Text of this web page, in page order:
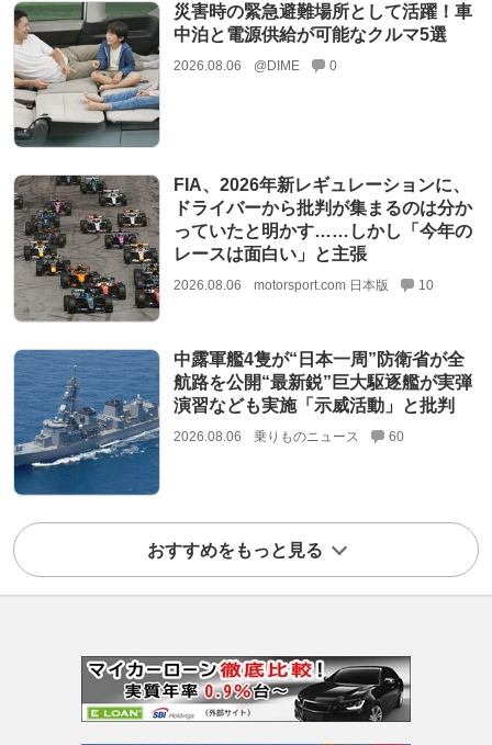
災害時の緊急避難場所として活躍！車
中泊と電源供給が可能なクルマ5選
2026.08.06 @DIME 0
FIA、2026年新レギュレーションに、
ドライバーから批判が集まるのは分か
っていたと明かす……しかし「今年の
レースは面白い」と主張
2026.08.06 motorsport.com 日本版 10
中露軍艦4隻が“日本一周”防衛省が全
航路を公開“最新鋭”巨大駆逐艦が実弾
演習なども実施「示威活動」と批判
2026.08.06 乗りものニュース 60
おすすめをもっと見る